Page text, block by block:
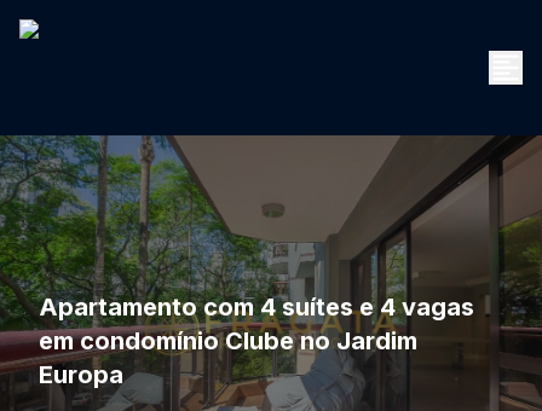
Apartamento com 4 suítes e 4 vagas
em condomínio Clube no Jardim
Europa